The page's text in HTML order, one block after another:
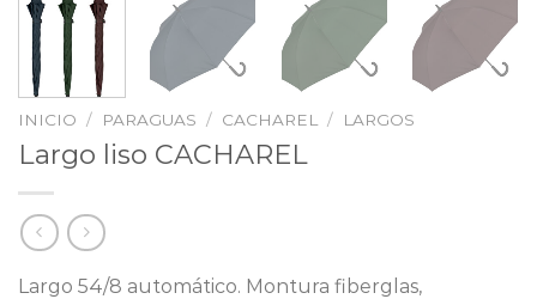
INICIO / PARAGUAS / CACHAREL / LARGOS
Largo liso CACHAREL
Largo 54/8 automático. Montura fiberglas,